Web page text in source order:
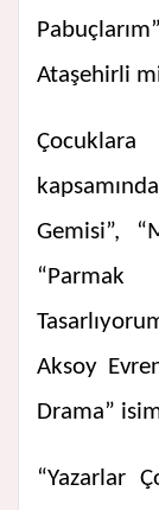
Ataşehirli
Gemisi”,
Aksoy
Drama”
“Yazarlar